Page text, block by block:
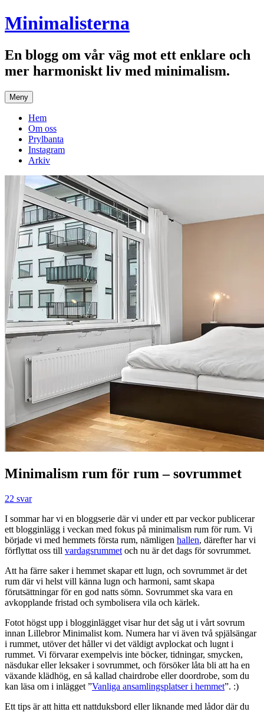
Hoppa
till
Minimalisterna
En blogg om vår väg mot ett enklare och
mer harmoniskt liv med minimalism.
Meny
Hem
Om oss
Prylbanta
Instagram
Arkiv
Minimalism rum för rum – sovrummet
22 svar
I sommar har vi en bloggserie där vi under ett par veckor publicerar
ett blogginlägg i veckan med fokus på minimalism rum för rum. Vi
började vi med hemmets första rum, nämligen hallen, därefter har vi
förflyttat oss till vardagsrummet och nu är det dags för sovrummet.
Att ha färre saker i hemmet skapar ett lugn, och sovrummet är det
rum där vi helst vill känna lugn och harmoni, samt skapa
förutsättningar för en god natts sömn. Sovrummet ska vara en
avkopplande fristad och symbolisera vila och kärlek.
Fotot högst upp i blogginlägget visar hur det såg ut i vårt sovrum
innan Lillebror Minimalist kom. Numera har vi även två spjälsängar
i rummet, utöver det håller vi det väldigt avplockat och lugnt i
rummet. Vi förvarar exempelvis inte böcker, tidningar, smycken,
näsdukar eller leksaker i sovrummet, och försöker låta bli att ha en
växande klädhög, en så kallad chairdrobe eller doordrobe, som du
kan läsa om i inlägget ”Vanliga ansamlingsplatser i hemmet”. :)
Ett tips är att hitta ett nattduksbord eller liknande med lådor där du